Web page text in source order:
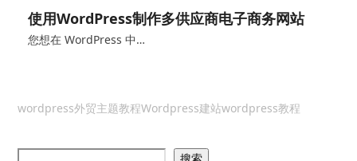
使用WordPress制作多供应商电子商务网站
您想在 WordPress 中…
wordpress外贸主题教程Wordpress建站wordpress教程
搜索